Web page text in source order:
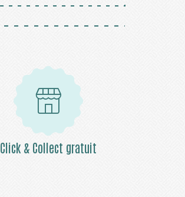
Click & Collect gratuit